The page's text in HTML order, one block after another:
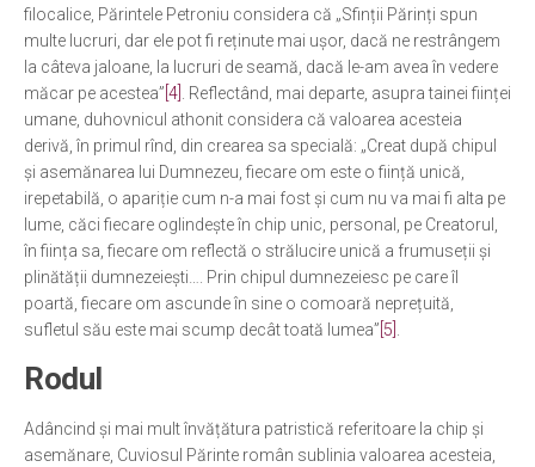
filocalice, Părintele Petroniu considera că „Sfinții Părinți spun
multe lucruri, dar ele pot fi reținute mai ușor, dacă ne restrângem
la câteva jaloane, la lucruri de seamă, dacă le-am avea în vedere
măcar pe acestea” [4] . Reflectând, mai departe, asupra tainei ființei
umane, duhovnicul athonit considera că valoarea acesteia
derivă, în primul rînd, din crearea sa specială: „Creat după chipul
și asemănarea lui Dumnezeu, fiecare om este o ființă unică,
irepetabilă, o apariție cum n-a mai fost și cum nu va mai fi alta pe
lume, căci fiecare oglindește în chip unic, personal, pe Creatorul,
în ființa sa, fiecare om reflectă o strălucire unică a frumuseții și
plinătății dumnezeiești…. Prin chipul dumnezeiesc pe care îl
poartă, fiecare om ascunde în sine o comoară neprețuită,
sufletul său este mai scump decât toată lumea” [5] .
Rodul
Adâncind și mai mult învățătura patristică referitoare la chip și
asemănare, Cuviosul Părinte român sublinia valoarea acesteia,